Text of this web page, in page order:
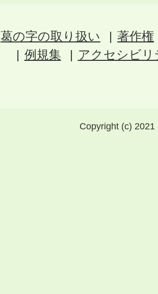
葛の字の取り扱い
著作権
例規集
アクセシビ
Copyright (c)